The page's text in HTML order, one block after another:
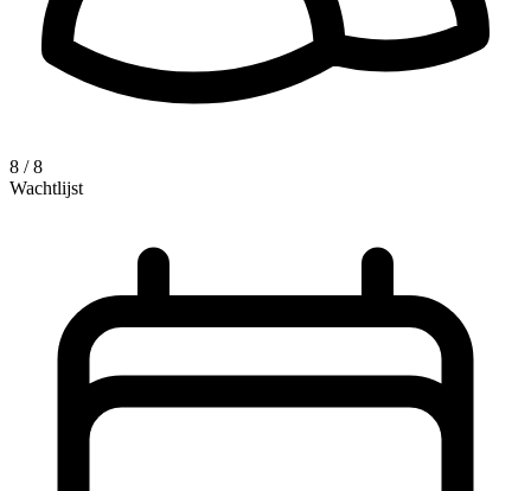
8 / 8
Wachtlijst